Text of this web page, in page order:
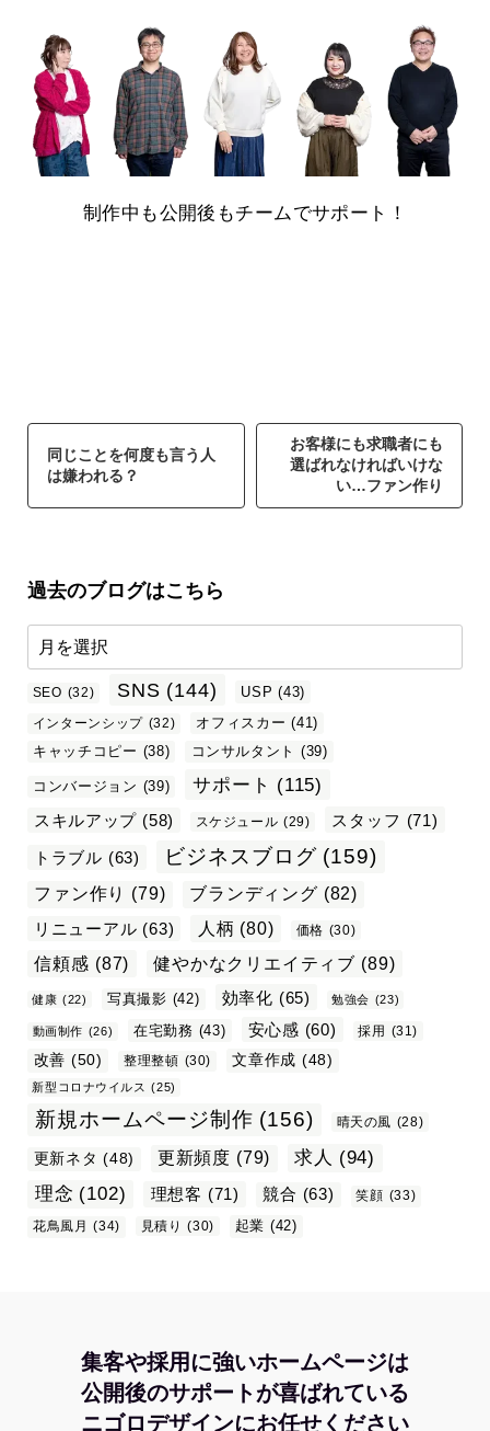
制作中も公開後もチームでサポート！
同じことを何度も言う人
は嫌われる？
お客様にも求職者にも
選ばれなければいけな
い…ファン作り
過去のブログはこちら
SEO (32) SNS (144) USP (43)
インターンシップ (32) オフィスカー (41)
キャッチコピー (38) コンサルタント (39)
コンバージョン (39) サポート (115)
スキルアップ (58) スケジュール (29) スタッフ (71)
トラブル (63) ビジネスブログ (159)
ファン作り (79) ブランディング (82)
リニューアル (63) 人柄 (80) 価格 (30)
信頼感 (87) 健やかなクリエイティブ (89)
健康 (22) 写真撮影 (42) 効率化 (65) 勉強会 (23)
動画制作 (26) 在宅勤務 (43) 安心感 (60) 採用 (31)
改善 (50) 整理整頓 (30) 文章作成 (48)
新型コロナウイルス (25)
新規ホームページ制作 (156) 晴天の風 (28)
更新ネタ (48) 更新頻度 (79) 求人 (94)
理念 (102) 理想客 (71) 競合 (63) 笑顔 (33)
花鳥風月
(34) 見積り (30) 起業 (42)
集客や採用に強いホームページは
公開後のサポートが喜ばれている
ニゴロデザインにお任せください